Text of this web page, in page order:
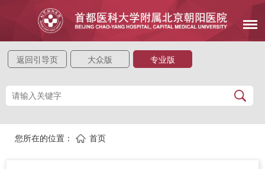
返回引导页 大众版 专业版
您所在的位置： 首页